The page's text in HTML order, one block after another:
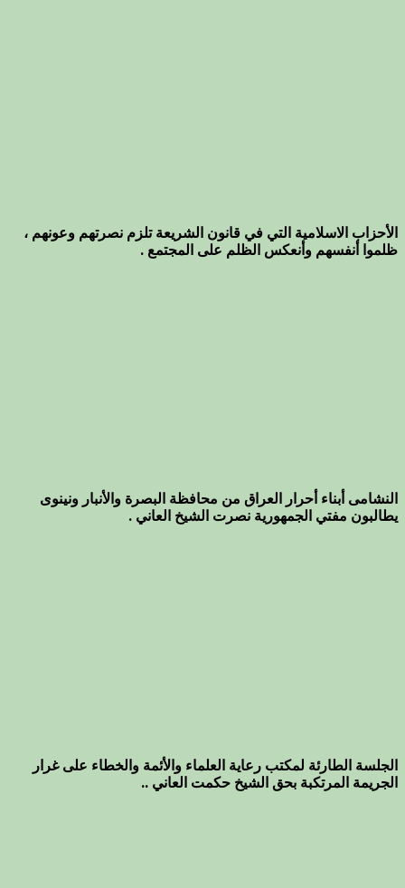
الأحزاب الاسلامية التي في قانون الشريعة تلزم نصرتهم وعونهم ،
ظلموا أنفسهم وأنعكس الظلم على المجتمع .
النشامى أبناء أحرار العراق من محافظة البصرة والأنبار ونينوى
يطالبون مفتي الجمهورية نصرت الشيخ العاني .
الجلسة الطارئة لمكتب رعاية العلماء والأئمة والخطاء على غرار
الجريمة المرتكبة بحق الشيخ حكمت العاني ..